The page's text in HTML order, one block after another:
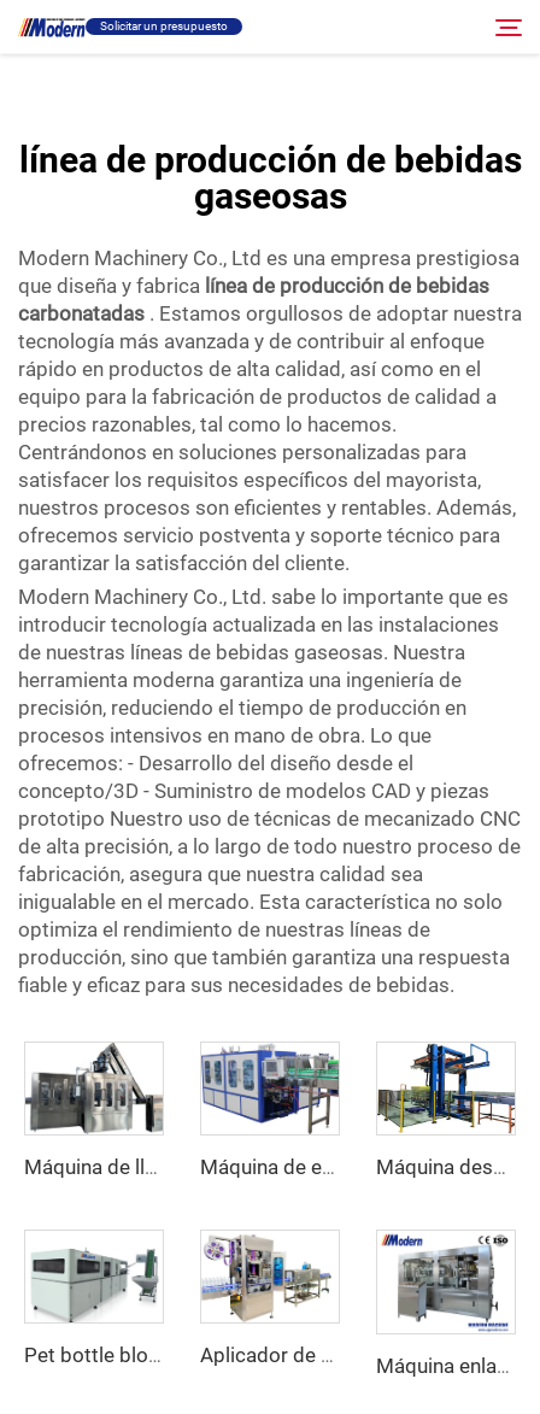
líneas de producción de bebidas gaseosas
. Nos enorgullece adoptar nuestras...">
Solicitar un presupuesto
Llenado Y Empaque
Acerca
Vídeo
Contacto
Sitio RU
Buscar
línea de producción de bebidas
gaseosas
Modern Machinery Co., Ltd es una empresa prestigiosa
que diseña y fabrica línea de producción de bebidas
carbonatadas . Estamos orgullosos de adoptar nuestra
tecnología más avanzada y de contribuir al enfoque
rápido en productos de alta calidad, así como en el
equipo para la fabricación de productos de calidad a
precios razonables, tal como lo hacemos.
Centrándonos en soluciones personalizadas para
satisfacer los requisitos específicos del mayorista,
nuestros procesos son eficientes y rentables. Además,
ofrecemos servicio postventa y soporte técnico para
garantizar la satisfacción del cliente.
Modern Machinery Co., Ltd. sabe lo importante que es
introducir tecnología actualizada en las instalaciones
de nuestras líneas de bebidas gaseosas. Nuestra
herramienta moderna garantiza una ingeniería de
precisión, reduciendo el tiempo de producción en
procesos intensivos en mano de obra. Lo que
ofrecemos: - Desarrollo del diseño desde el
concepto/3D - Suministro de modelos CAD y piezas
prototipo Nuestro uso de técnicas de mecanizado CNC
de alta precisión, a lo largo de todo nuestro proceso de
fabricación, asegura que nuestra calidad sea
inigualable en el mercado. Esta característica no solo
optimiza el rendimiento de nuestras líneas de
producción, sino que también garantiza una respuesta
fiable y eficaz para sus necesidades de bebidas.
Máquina de llenado de refrescos carbonatados Máquina de embalaje envolvente de cartón Máquina despaletizadora automática de latas
Pet bottle blowing machine Aplicador de etiquetas de manga retráctil
Máquina enlatadora de refrescos carbonatados